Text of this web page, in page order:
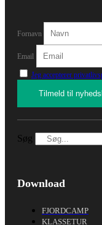
Fornavn
Email
Jeg accepterer
Søg
Download
FJORDCAMP
KLASSETUR